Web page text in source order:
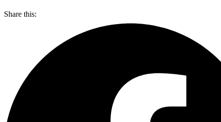
Share this: